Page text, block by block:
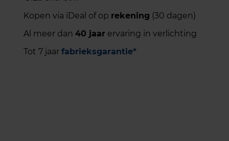
Kopen via iDeal of op rekening (30 dagen)
Al meer dan 40 jaar ervaring in verlichting
Tot 7 jaar fabrieksgarantie*